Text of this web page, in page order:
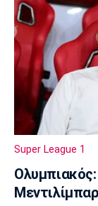
EuroLeague
Το… γύρισε
10:10
Super League 1
Πρόταση
Μονκαντά
10:00
Επικαιρότητα
Φωτιά στην
δήμαρχος
ιδιοκτήτης
Super League 1
Μεντιλίμπαρ